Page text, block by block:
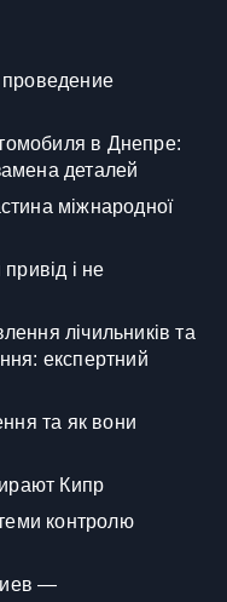
проведение
в Днепре:
деталей
міжнародної
і не
лічильників та
експертний
та як вони
Кипр
контролю
—